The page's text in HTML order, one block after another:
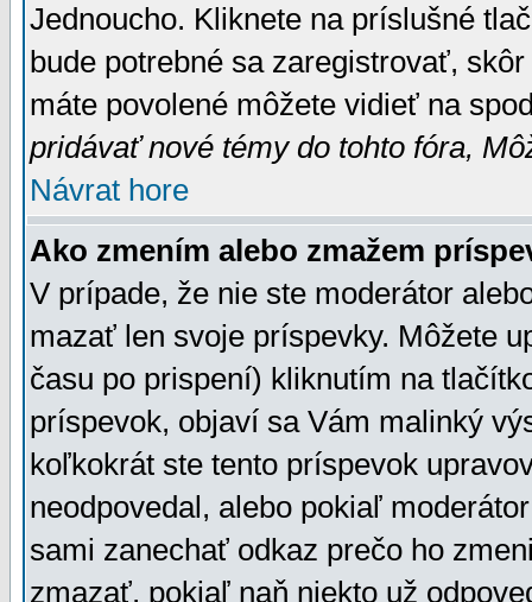
Jednoucho. Kliknete na príslušné
bude potrebné sa zaregistrovať,
máte povolené môžete vidieť na
pridávať nové témy do tohto fóra,
Návrat hore
Ako zmením alebo zmažem
V prípade, že nie ste moderátor
mazať len svoje príspevky. Môžete
času po prispení) kliknutím na
príspevok, objaví sa Vám malinký
koľkokrát ste tento príspevok
neodpovedal, alebo pokiaľ
sami zanechať odkaz prečo ho
zmazať, pokiaľ naň niekto už